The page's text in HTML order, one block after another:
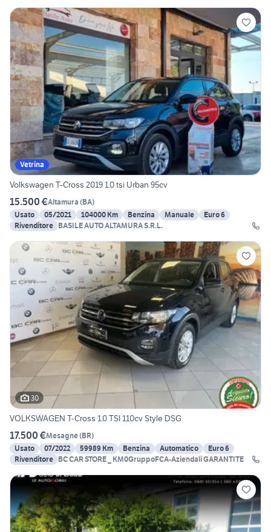
Vetrina
Volkswagen T-Cross 2019 1.0 tsi Urban 95cv
15.500 €Altamura (BA)
Usato
05/2021 104000 Km Benzina Manuale
Euro 6
Rivenditore BASILE AUTO ALTAMURA S.R.L.
30
VOLKSWAGEN T-Cross 1.0 TSI 110cv Style DSG
17.500 €Mesagne(BR)
Usato
07/2022 59989 Km Benzina Automatico
Euro 6
Rivenditore BC CAR STORE _ KM0GruppoFCA-Aziendali GARANTITE